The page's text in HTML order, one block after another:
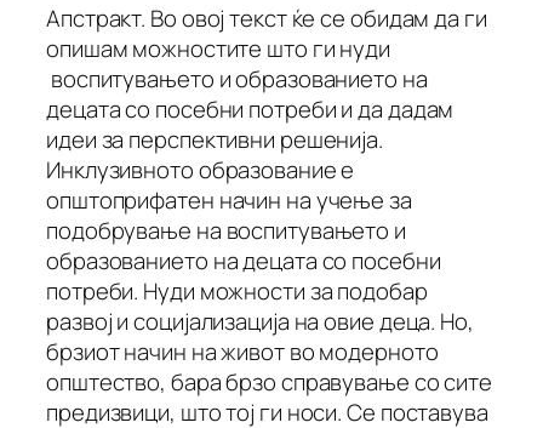
Апстракт. Во овој текст ќе се обидам да ги
опишам можностите што ги нуди
воспитувањето и образованието на
децата со посебни потреби и да дадам
идеи за перспективни решенија.
Инклузивното образование е
општоприфатен начин на учење за
подобрување на воспитувањето и
образованието на децата со посебни
потреби. Нуди можности за подобар
развој и социјализација на овие деца. Но,
брзиот начин на живот во модерното
општество, бара брзо справување со сите
предизвици, што тој ги носи. Се поставува